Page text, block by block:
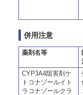
併用注意
薬剤名等
CYP3A4阻害剤ケ
トコナゾールイト
ラコナゾールクラ